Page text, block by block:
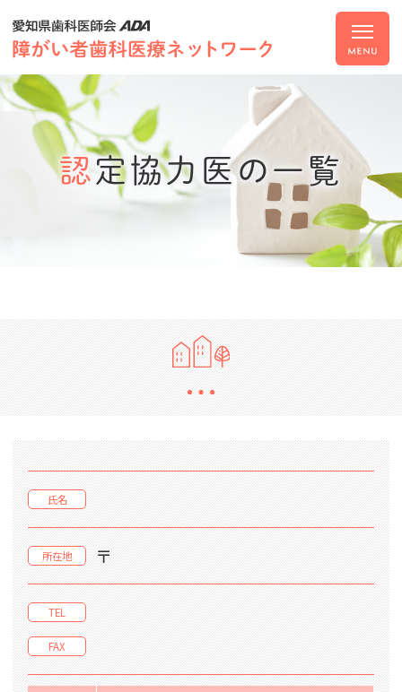
認定協力医の一覧
氏名
所在地 〒
TEL
FAX